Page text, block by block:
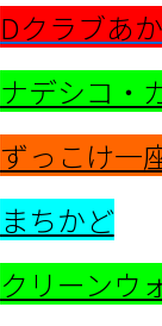
Dクラブあ
ナデシコ・
ずっこけ一
まちかど
クリーンウ